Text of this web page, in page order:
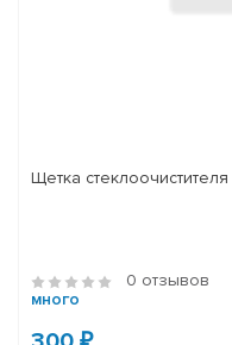
Щетка
0 отзывов
много